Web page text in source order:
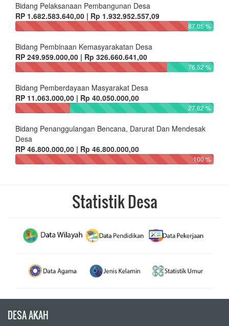
Bidang Pelaksanaan Pembangunan Desa
RP 1.682.583.640,00 | Rp 1.932.952.557,09
87.05 %
Bidang Pembinaan Kemasyarakatan Desa
RP 249.959.000,00 | Rp 326.660.641,00
76.52 %
Bidang Pemberdayaan Masyarakat Desa
RP 11.063.000,00 | Rp 40.050.000,00
27.62 %
Bidang Penanggulangan Bencana, Darurat Dan Mendesak
Desa
RP 46.800.000,00 | Rp 46.800.000,00
100 %
Statistik Desa
DESA AKAH